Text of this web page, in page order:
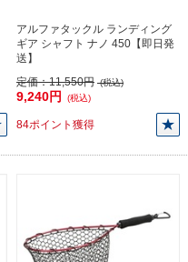
アルファタックル ランディング
ギア シャフト ナノ 450【即日発
送】
定価：11,550円 (税込)
9,240円 (税込)
84ポイント獲得